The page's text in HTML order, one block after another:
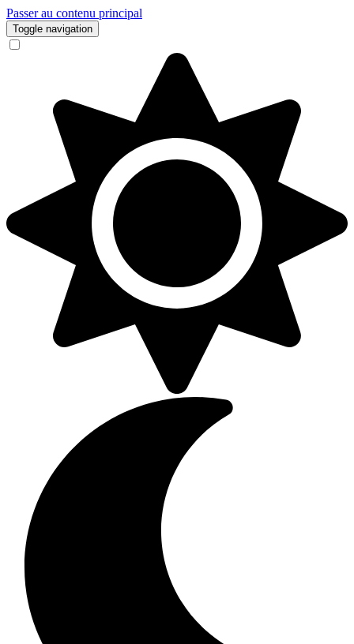
Passer au contenu principal
Toggle navigation